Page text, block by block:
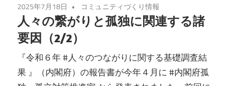
2025年7月18日 コミュニティづくり情報
人々の繋がりと孤独に関連する諸
要因（2/2）
『令和６年 #人々のつながりに関する基礎調査結
果 』（内閣府）の報告書が今年４月に #内閣府孤